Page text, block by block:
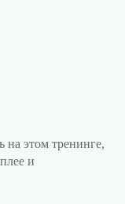
на этом тренинге,
и